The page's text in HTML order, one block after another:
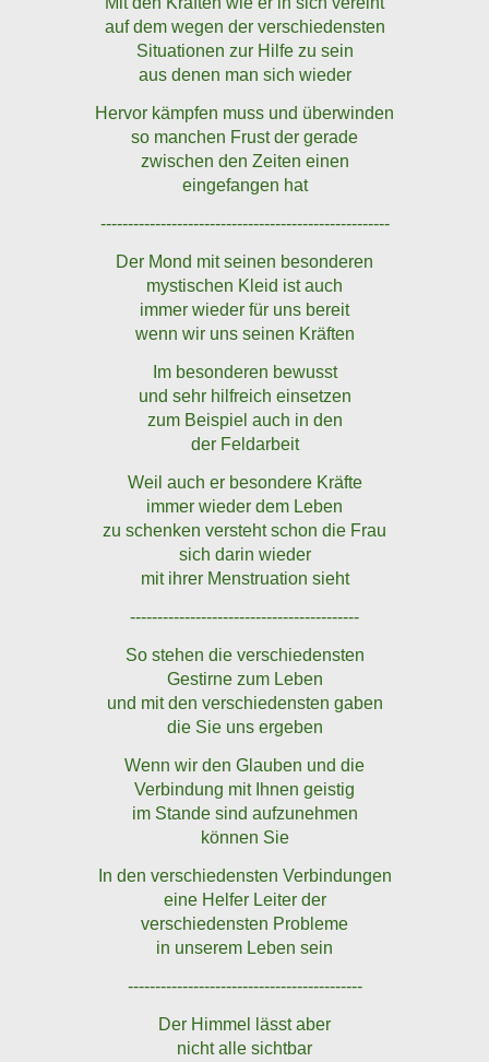
auf dem wegen der verschiedensten
Situationen zur Hilfe zu sein
aus denen man sich wieder
Hervor kämpfen muss und überwinden
so manchen Frust der gerade
zwischen den Zeiten einen
eingefangen hat
-----------------------------------------------------
Der Mond mit seinen besonderen
mystischen Kleid ist auch
immer wieder für uns bereit
wenn wir uns seinen Kräften
Im besonderen bewusst
und sehr hilfreich einsetzen
zum Beispiel auch in den
der Feldarbeit
Weil auch er besondere Kräfte
immer wieder dem Leben
zu schenken versteht schon die Frau
sich darin wieder
mit ihrer Menstruation sieht
------------------------------------------
So stehen die verschiedensten
Gestirne zum Leben
und mit den verschiedensten gaben
die Sie uns ergeben
Wenn wir den Glauben und die
Verbindung mit Ihnen geistig
im Stande sind aufzunehmen
können Sie
In den verschiedensten Verbindungen
eine Helfer Leiter der
verschiedensten Probleme
in unserem Leben sein
-------------------------------------------
Der Himmel lässt aber
nicht alle sichtbar